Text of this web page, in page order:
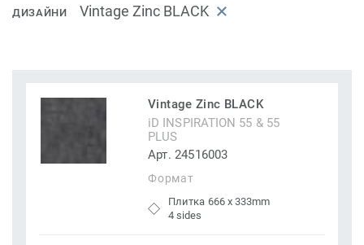
ДИЗАЙНИ Vintage Zinc BLACK
Vintage Zinc BLACK
iD INSPIRATION 55 & 55
PLUS
Арт. 24516003
Формат
Плитка 666 x 333mm
4 sides